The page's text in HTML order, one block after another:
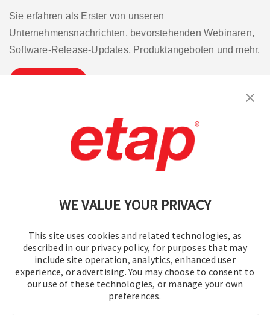
WE VALUE YOUR PRIVACY
This site uses cookies and related technologies, as
described in our privacy policy, for purposes that may
include site operation, analytics, enhanced user
experience, or advertising. You may choose to consent to
our use of these technologies, or manage your own
preferences.
Sie erfahren als Erster von unseren
Unternehmensnachrichten, bevorstehenden Webinaren,
Software-Release-Updates, Produktangeboten und mehr.
Kontakt aufnehmen. | Nutzungsbedingungen
Datenschutzrichtlinie | Sitemap
© 2016–2026 Operation Technology, Inc.
Alle Rechte vorbehalten.